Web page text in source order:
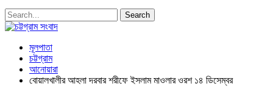
মূলপাতা
চট্টগ্রাম
আনোয়ারা
বোয়ালখালীর আহলা দরবার শরীফে ইসলাম মাওলার ওরশ ১৪ ডিসেম্বর